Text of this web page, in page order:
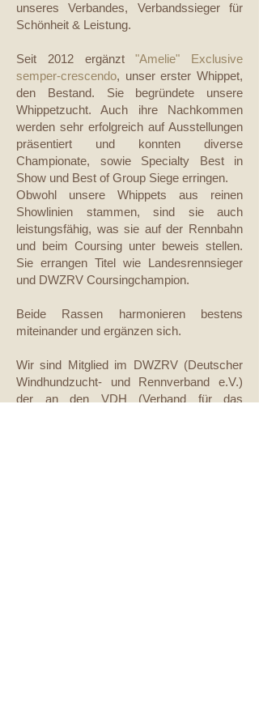
unseres Verbandes, Verbandssieger für
Schönheit & Leistung.
Seit 2012 ergänzt"Amelie" Exclusive
semper-crescendo, unser erster Whippet,
den Bestand. Sie begründete unsere
Whippetzucht. Auch ihre Nachkommen
werden sehr erfolgreich auf Ausstellungen
präsentiert und konnten diverse
Championate, sowie Specialty Best in
Show und Best of Group Siege erringen.
Obwohl unsere Whippets aus reinen
Showlinien stammen, sind sie auch
leistungsfähig, was sie auf der Rennbahn
und beim Coursing unter beweis stellen.
Sie errangen Titel wie Landesrennsieger
und DWZRV Coursingchampion.
Beide Rassen harmonieren bestens
miteinander und ergänzen sich.
Wir sind Mitglied im DWZRV (Deutscher
Windhundzucht- und Rennverband e.V.)
der an den VDH (Verband für das